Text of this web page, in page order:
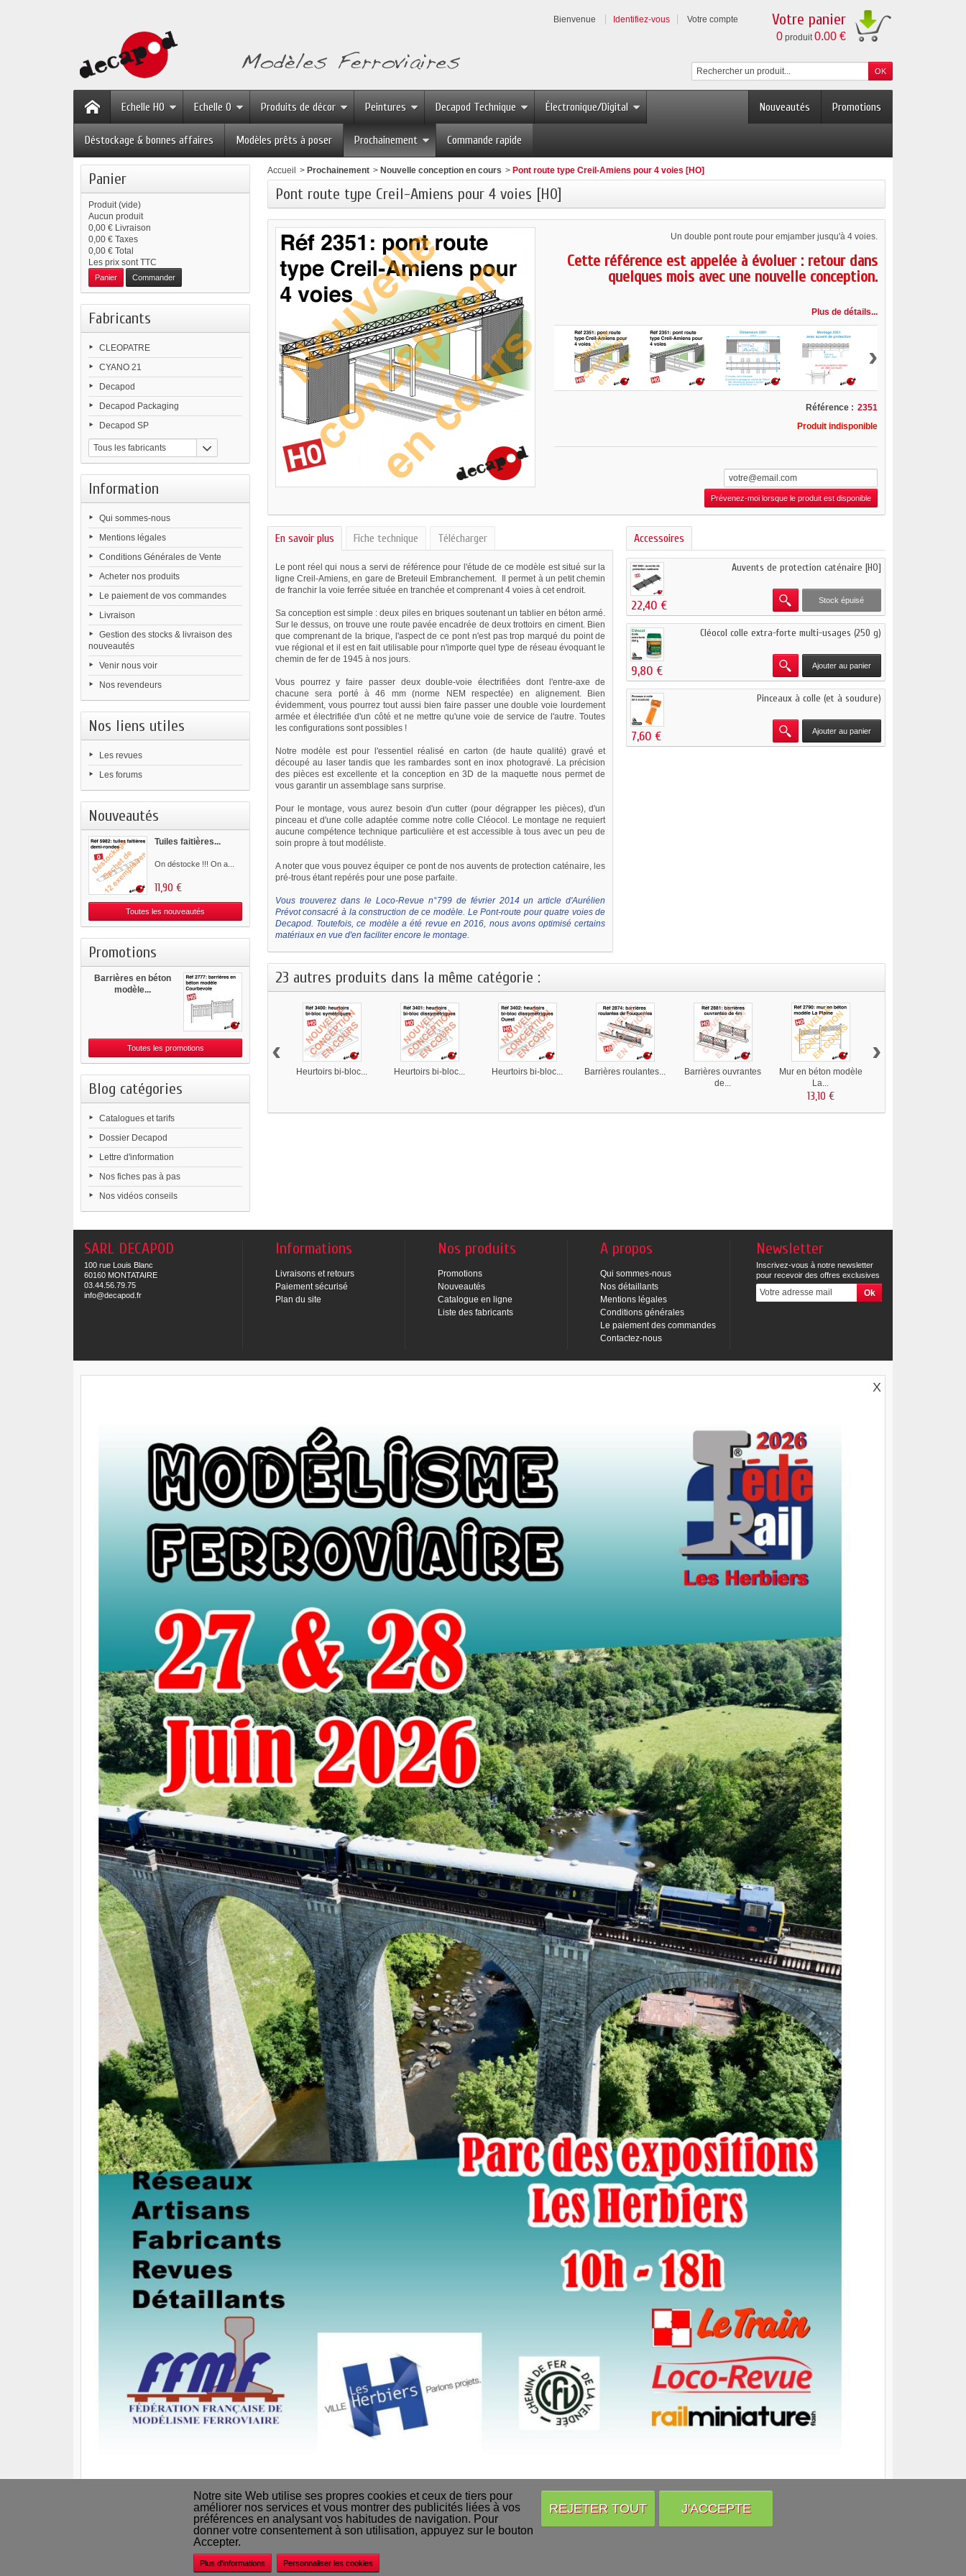
Bienvenue Identifiez-vous Votre compte Votre panier
0 produit0.00 €
Promotions
Nouveautés
Echelle HO Echelle O Produits de décor Peintures Decapod Technique Électronique/Digital
Déstockage & bonnes affaires Modèles prêts à poser Prochainement Commande rapide
Panier
Produit (vide)
Aucun produit
0,00 € Livraison
0,00 € Taxes
0,00 € Total
Les prix sont TTC
Panier Commander
Fabricants
CLEOPATRE
CYANO 21
Decapod
Decapod Packaging
Decapod SP
Tous les fabricants
Information
Qui sommes-nous
Mentions légales
Conditions Générales de Vente
Acheter nos produits
Le paiement de vos commandes
Livraison
Gestion des stocks & livraison des
nouveautés
Venir nous voir
Nos revendeurs
Nos liens utiles
Les revues
Les forums
Nouveautés
Tuiles faitières...
On déstocke !!! On a...
11,90 €
Toutes les nouveautés
Promotions
Barrières en béton
modèle...
Toutes les promotions
Blog catégories
Catalogues et tarifs
Dossier Decapod
Lettre d'information
Nos fiches pas à pas
Nos vidéos conseils
Accueil > Prochainement > Nouvelle conception en cours > Pont route type Creil-Amiens pour 4 voies [HO]
Pont route type Creil-Amiens pour 4 voies [HO]
Un double pont route pour emjamber jusqu'à 4 voies.
Cette référence est appelée à évoluer : retour dans
quelques mois avec une nouvelle conception.
Plus de détails...
›
Référence : 2351
Produit indisponible
Prévenez-moi lorsque le produit est disponible
En savoir plus Fiche technique Télécharger
Le pont réel qui nous a servi de référence pour l'étude de ce modèle est situé sur la
ligne Creil-Amiens, en gare de Breteuil Embranchement. Il permet à un petit chemin
de franchir la voie ferrée située en tranchée et comprenant 4 voies à cet endroit.
Sa conception est simple : deux piles en briques soutenant un tablier en béton armé.
Sur le dessus, on trouve une route pavée encadrée de deux trottoirs en ciment. Bien
que comprenant de la brique, l'aspect de ce pont n'est pas trop marqué du point de
vue régional et il est en fait utilisable pour n'importe quel type de réseau évoquant le
chemin de fer de 1945 à nos jours.
Vous pourrez y faire passer deux double-voie électrifiées dont l'entre-axe de
chacune sera porté à 46 mm (norme NEM respectée) en alignement. Bien
évidemment, vous pourrez tout aussi bien faire passer une double voie lourdement
armée et électrifiée d'un côté et ne mettre qu'une voie de service de l'autre. Toutes
les configurations sont possibles !
Notre modèle est pour l'essentiel réalisé en carton (de haute qualité) gravé et
découpé au laser tandis que les rambardes sont en inox photogravé. La précision
des pièces est excellente et la conception en 3D de la maquette nous permet de
vous garantir un assemblage sans surprise.
Pour le montage, vous aurez besoin d'un cutter (pour dégrapper les pièces), d'un
pinceau et d'une colle adaptée comme notre colle Cléocol . Le montage ne requiert
aucune compétence technique particulière et est accessible à tous avec un peu de
soin propre à tout modéliste.
A noter que vous pouvez équiper ce pont de nos auvents de protection caténaire, les
pré-trous étant repérés pour une pose parfaite.
Vous trouverez dans le Loco-Revue n°799 de février 2014 un article d'Aurélien
Prévot consacré à la construction de ce modèle. Le Pont-route pour quatre voies de
Decapod. Toutefois, ce modèle a été revue en 2016, nous avons optimisé certains
matériaux en vue d'en faciliter encore le montage.
Accessoires
Auvents de protection caténaire [HO]
22,40 € Stock épuisé
Cléocol colle extra-forte multi-usages (250 g)
9,80 € Ajouter au panier
Pinceaux à colle (et à soudure)
7,60 € Ajouter au panier
23 autres produits dans la même catégorie :
Heurtoirs bi-bloc... Heurtoirs bi-bloc... Heurtoirs bi-bloc... Barrières roulantes...
Barrières ouvrantes
de...
Mur en béton modèle
La...
13,10 €
‹ ›
SARL DECAPOD
100 rue Louis Blanc
60160 MONTATAIRE
03.44.56.79.75
info@decapod.fr
Informations
Livraisons et retours
Paiement sécurisé
Plan du site
Nos produits
Promotions
Nouveautés
Catalogue en ligne
Liste des fabricants
A propos
Qui sommes-nous
Nos détaillants
Mentions légales
Conditions générales
Le paiement des commandes
Contactez-nous
Newsletter
Inscrivez-vous à notre newsletter
pour recevoir des offres exclusives
X
Nos revendeurs Accueil Conditions Générales de Vente
Notre site Web utilise ses propres cookies et ceux de tiers pour
améliorer nos services et vous montrer des publicités liées à vos
préférences en analysant vos habitudes de navigation. Pour
donner votre consentement à son utilisation, appuyez sur le bouton
Accepter.
Plus d'informations Personnaliser les cookies
REJETER TOUT J'ACCEPTE